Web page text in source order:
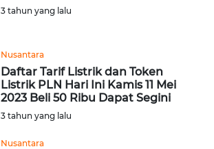
3 tahun yang lalu
Nusantara
Daftar Tarif Listrik dan Token
Listrik PLN Hari Ini Kamis 11 Mei
2023 Beli 50 Ribu Dapat Segini
3 tahun yang lalu
Nusantara